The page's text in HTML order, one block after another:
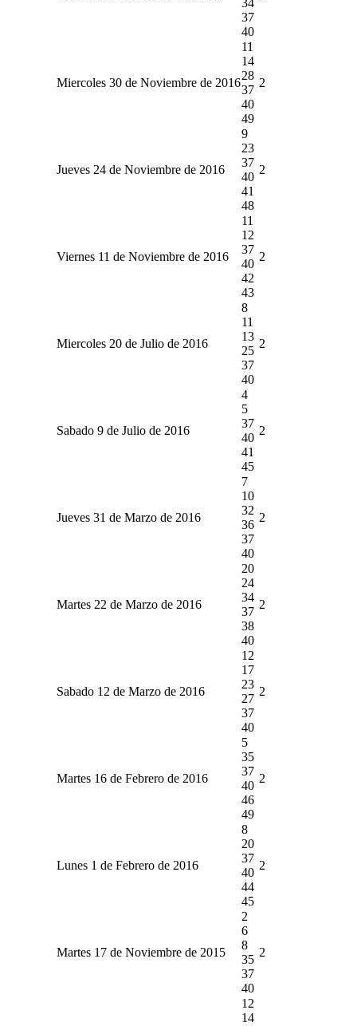
37
40
Miercoles 30 de Noviembre de 2016
11
14
28
37
40
49
2
Jueves 24 de Noviembre de 2016
9
23
37
40
41
48
2
Viernes 11 de Noviembre de 2016
11
12
37
40
42
43
2
Miercoles 20 de Julio de 2016
8
11
13
25
37
40
2
Sabado 9 de Julio de 2016
4
5
37
40
41
45
2
Jueves 31 de Marzo de 2016
7
10
32
36
37
40
2
Martes 22 de Marzo de 2016
20
24
34
37
38
40
2
Sabado 12 de Marzo de 2016
12
17
23
27
37
40
2
Martes 16 de Febrero de 2016
5
35
37
40
46
49
2
Lunes 1 de Febrero de 2016
8
20
37
40
44
45
2
Martes 17 de Noviembre de 2015
2
6
8
35
37
40
2
12
14